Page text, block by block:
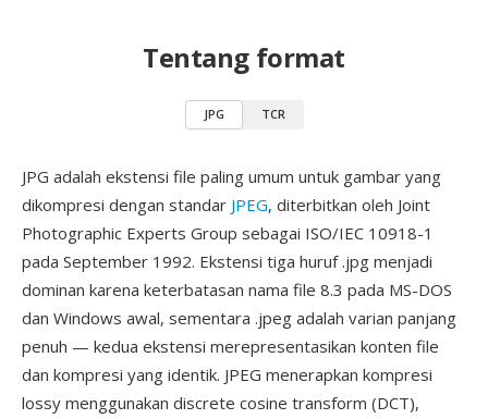
Tentang format
JPG TCR
JPG adalah ekstensi file paling umum untuk gambar yang
dikompresi dengan standar JPEG, diterbitkan oleh Joint
Photographic Experts Group sebagai ISO/IEC 10918-1
pada September 1992. Ekstensi tiga huruf .jpg menjadi
dominan karena keterbatasan nama file 8.3 pada MS-DOS
dan Windows awal, sementara .jpeg adalah varian panjang
penuh — kedua ekstensi merepresentasikan konten file
dan kompresi yang identik. JPEG menerapkan kompresi
lossy menggunakan discrete cosine transform (DCT),